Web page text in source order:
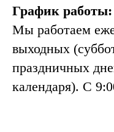
График работы:
Мы работаем
выходных
праздничных
календаря). C